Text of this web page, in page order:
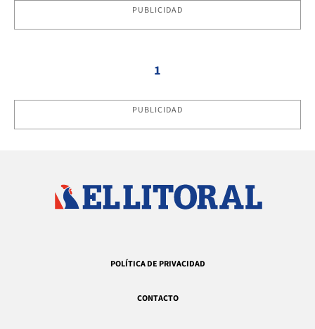
PUBLICIDAD
1
PUBLICIDAD
POLÍTICA DE PRIVACIDAD
CONTACTO